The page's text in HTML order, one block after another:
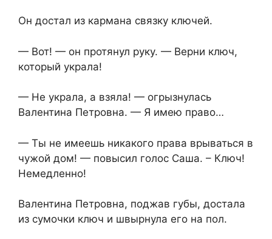
Он достал из кармана связку ключей.
— Вот! — он протянул руку. — Верни ключ,
который украла!
— Не украла, а взяла! — огрызнулась
Валентина Петровна. — Я имею право…
— Ты не имеешь никакого права врываться в
чужой дом! — повысил голос Саша. – Ключ!
Немедленно!
Валентина Петровна, поджав губы, достала
из сумочки ключ и швырнула его на пол.